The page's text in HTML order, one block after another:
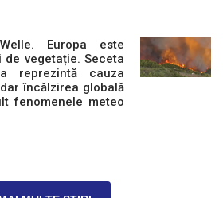
Europa este
vegetație. Seceta
reprezintă cauza
încălzirea globală
fenomenele meteo